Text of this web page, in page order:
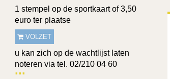
1 stempel op de sportkaart of 3,50
euro ter plaatse
VOLZET
u kan zich op de wachtlijst laten
noteren via tel. 02/210 04 60